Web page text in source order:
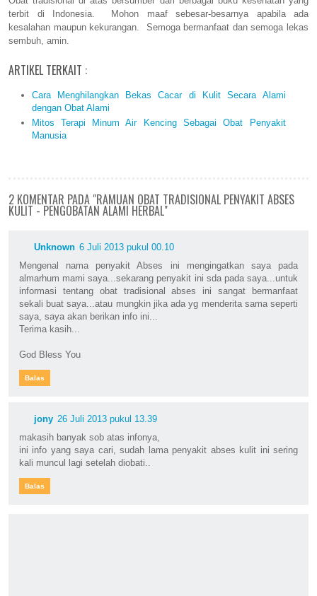
terbit di Indonesia. Mohon maaf sebesar-besarnya apabila ada
kesalahan maupun kekurangan. Semoga bermanfaat dan semoga lekas
sembuh, amin.
ARTIKEL TERKAIT :
Cara Menghilangkan Bekas Cacar di Kulit Secara Alami
dengan Obat Alami
Mitos Terapi Minum Air Kencing Sebagai Obat Penyakit
Manusia
2 KOMENTAR PADA "RAMUAN OBAT TRADISIONAL PENYAKIT ABSES
KULIT - PENGOBATAN ALAMI HERBAL"
Unknown 6 Juli 2013 pukul 00.10
Mengenal nama penyakit Abses ini mengingatkan saya pada
almarhum mami saya...sekarang penyakit ini sda pada saya...untuk
informasi tentang obat tradisional abses ini sangat bermanfaat
sekali buat saya...atau mungkin jika ada yg menderita sama seperti
saya, saya akan berikan info ini...
Terima kasih...
God Bless You
Balas
jony 26 Juli 2013 pukul 13.39
makasih banyak sob atas infonya,
ini info yang saya cari, sudah lama penyakit abses kulit ini sering
kali muncul lagi setelah diobati..
Balas